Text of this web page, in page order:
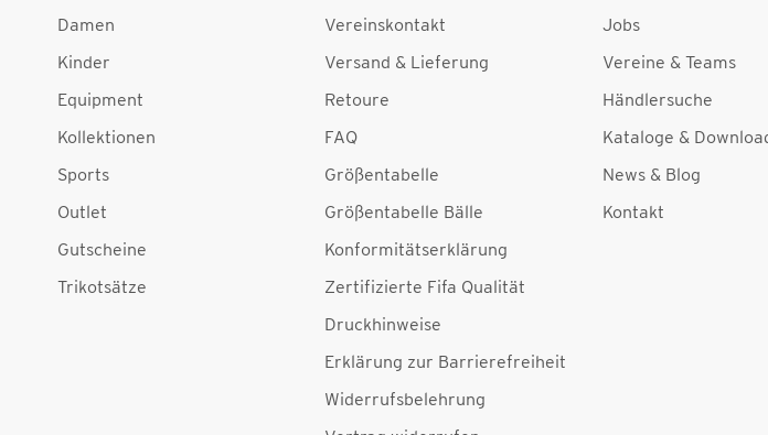
Damen
Kinder
Equipment
Kollektionen
Sports
Outlet
Gutscheine
Trikotsätze
Vereinskontakt
Versand & Lieferung
Retoure
FAQ
Größentabelle
Größentabelle Bälle
Konformitätserklärung
Zertifizierte Fifa Qualität
Druckhinweise
Erklärung zur Barrierefreiheit
Widerrufsbelehrung
Jobs
Vereine & Teams
Händlersuche
Kataloge &
News & Blog
Kontakt